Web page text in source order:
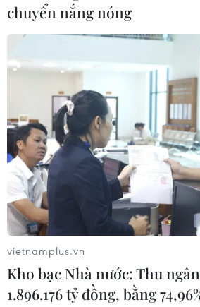
chuyển nắng nóng
vietnamplus.vn
Kho bạc Nhà nước: Thu
1.896.176 tỷ đồng, bằng